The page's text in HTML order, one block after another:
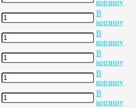
корзину
В
корзину
В
корзину
В
корзину
В
корзину
В
корзину